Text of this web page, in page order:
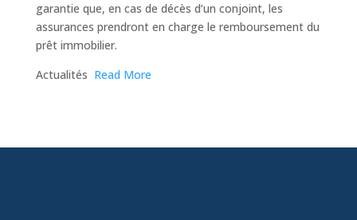
garantie que, en cas de décès d’un conjoint, les
assurances prendront en charge le remboursement du
prêt immobilier.
​Actualités Read More